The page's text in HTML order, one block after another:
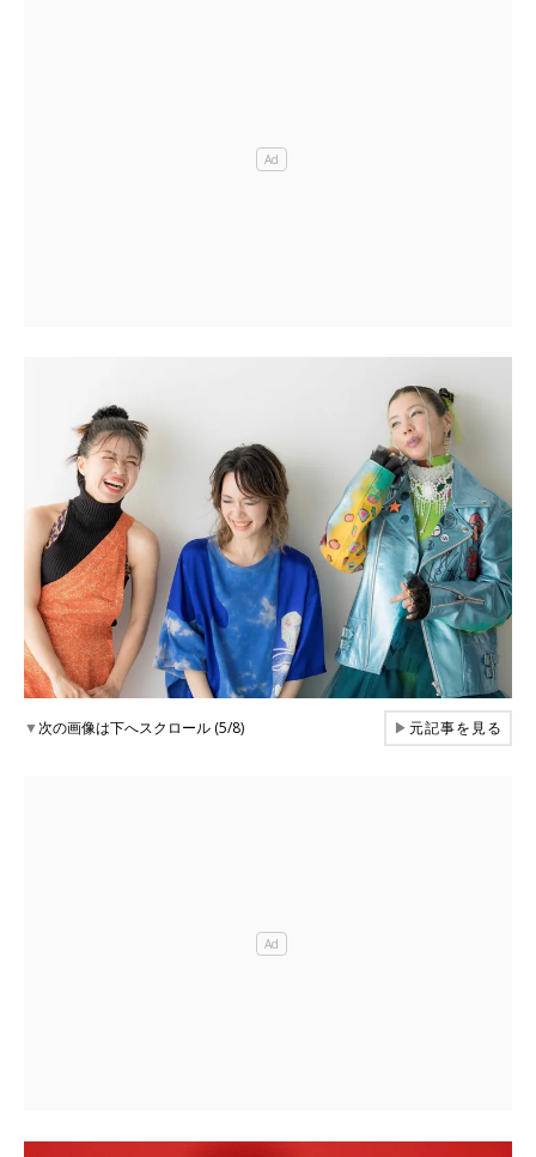
▼次の画像は下へスクロール (5/8) ▶元記事を見る